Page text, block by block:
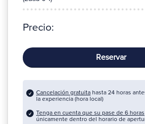
Precio:
Reservar
Cancelación gratuita hasta 24 horas
la experiencia (hora local)
Tenga en cuenta que su pase de 6 horas
únicamente dentro del horario de